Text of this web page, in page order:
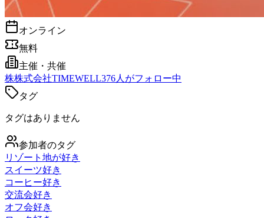
オンライン
無料
主催・共催
株株式会社TIMEWELL376人がフォロー中
タグ
タグはありません
参加者のタグ
リゾート地が好き
スイーツ好き
コーヒー好き
交流会好き
オフ会好き